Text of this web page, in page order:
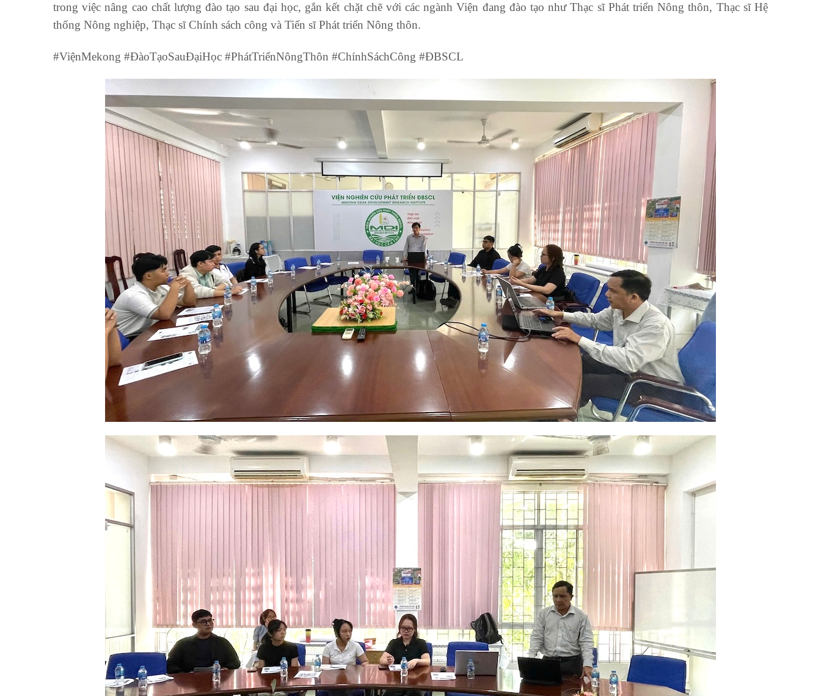
trong việc nâng cao chất lượng đào tạo sau đại học, gắn kết chặt chẽ với các ngành Viện đang đào tạo như Thạc sĩ Phát triển Nông thôn, Thạc sĩ Hệ
thống Nông nghiệp, Thạc sĩ Chính sách công và Tiến sĩ Phát triển Nông thôn.
#ViệnMekong #ĐàoTạoSauĐạiHọc #PhátTriểnNôngThôn #ChínhSáchCông #ĐBSCL